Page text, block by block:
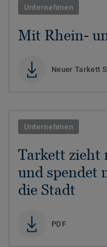
Unternehmen
Mit Rhein-
Neuer Tarkett
Unternehmen
Tarkett zieht
und spendet
die Stadt
PDF